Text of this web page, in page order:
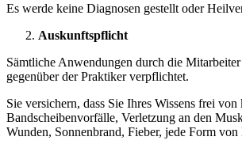
Es werde keine Diagnosen gestellt oder
Auskunftspflicht
Sämtliche Anwendungen durch die
gegenüber der Praktiker verpflichtet.
Sie versichern, dass Sie Ihres Wissens frei
Bandscheibenvorfälle, Verletzung an den
Wunden, Sonnenbrand, Fieber, jede Form